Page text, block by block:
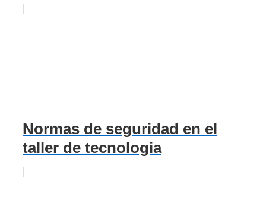
Normas de seguridad en el
taller de tecnologia